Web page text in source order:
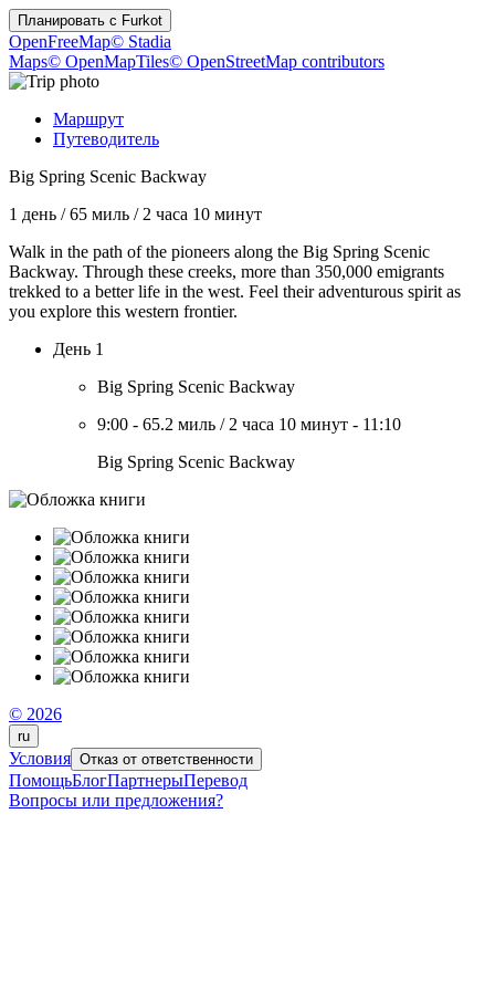
Планировать с Furkot
OpenFreeMap© Stadia
Maps© OpenMapTiles© OpenStreetMap contributors
Маршрут
Путеводитель
Big Spring Scenic Backway
1 день /65 миль / 2 часа 10 минут
Walk in the path of the pioneers along the Big Spring Scenic
Backway. Through these creeks, more than 350,000 emigrants
trekked to a better life in the west. Feel their adventurous spirit as
you explore this western frontier.
День 1
Big Spring Scenic Backway
9:00 - 65.2 миль / 2 часа 10 минут - 11:10
Big Spring Scenic Backway
© 2026
ru
Условия Отказ от ответственности
ПомощьБлогПартнерыПеревод
Вопросы или предложения?